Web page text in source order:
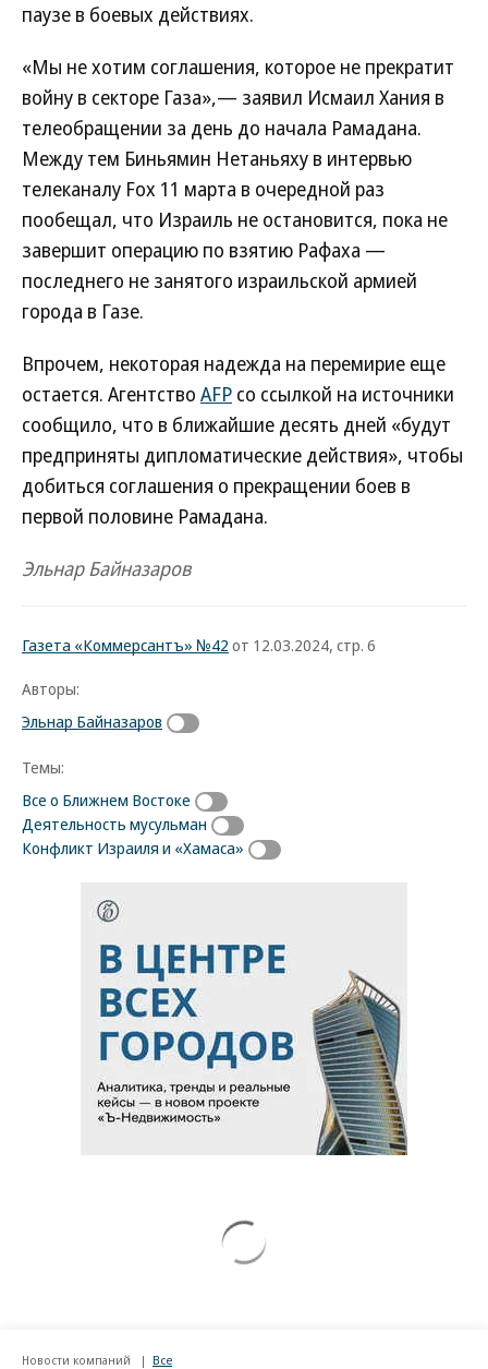
паузе в боевых действиях.
«Мы не хотим соглашения, которое не прекратит
войну в секторе Газа»,— заявил Исмаил Хания в
телеобращении за день до начала Рамадана.
Между тем Биньямин Нетаньяху в интервью
телеканалу Fox 11 марта в очередной раз
пообещал, что Израиль не остановится, пока не
завершит операцию по взятию Рафаха —
последнего не занятого израильской армией
города в Газе.
Впрочем, некоторая надежда на перемирие еще
остается. Агентство AFP со ссылкой на источники
сообщило, что в ближайшие десять дней «будут
предприняты дипломатические действия», чтобы
добиться соглашения о прекращении боев в
первой половине Рамадана.
Эльнар Байназаров
Газета «Коммерсантъ» №42 от 12.03.2024, стр. 6
Авторы:
Эльнар Байназаров
Темы:
Все о Ближнем Востоке
Деятельность мусульман
Конфликт Израиля и «Хамаса»
Новости компаний Все